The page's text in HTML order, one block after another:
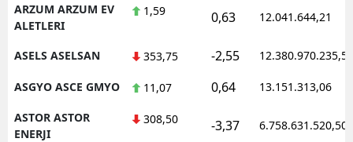
ARZUM ARZUM EV
ALETLERI
1,59 0,63 12.041.644,21
ASELS ASELSAN 353,75 -2,55 12.380.970.235,50
ASGYO ASCE GMYO 11,07 0,64 13.151.313,06
ASTOR ASTOR
ENERJI
308,50 -3,37 6.758.631.520,50